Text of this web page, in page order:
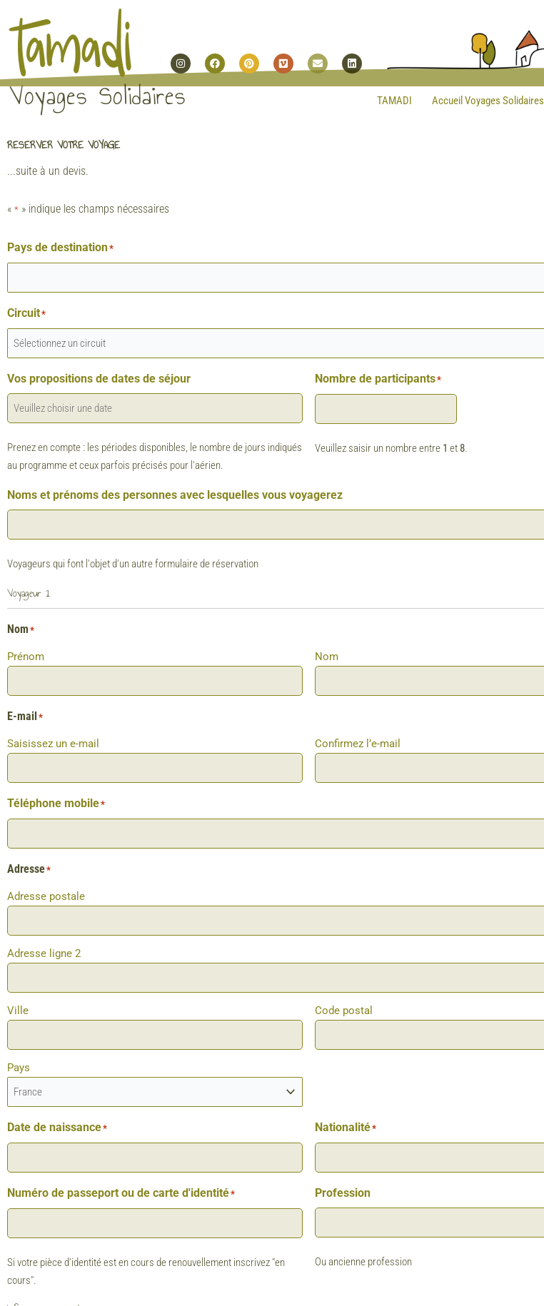
InstagramFacebookPinterestVimeo EnvelopeLinkedin
Voyages Solidaires TAMADI Accueil Voyages Solidaires
RESERVER VOTRE VOYAGE
...suite à un devis.
« * » indique les champs nécessaires
Pays de destination*
Circuit*
Vos propositions de dates de séjour
Prenez en compte : les périodes disponibles, le nombre de jours indiqués
au programme et ceux parfois précisés pour l'aérien.
Nombre de participants*
Veuillez saisir un nombre entre 1 et 8.
Noms et prénoms des personnes avec lesquelles vous voyagerez
Voyageurs qui font l'objet d'un autre formulaire de réservation
Voyageur 1
Nom *
Prénom Nom
E-mail *
Saisissez un e-mail Confirmez l’e-mail
Téléphone mobile*
Adresse*
Adresse postale
Adresse ligne 2
Ville Code postal
Pays
Date de naissance* Nationalité*
Numéro de passeport ou de carte d'identité*
Si votre pièce d'identité est en cours de renouvellement inscrivez "en
cours".
Profession
Ou ancienne profession